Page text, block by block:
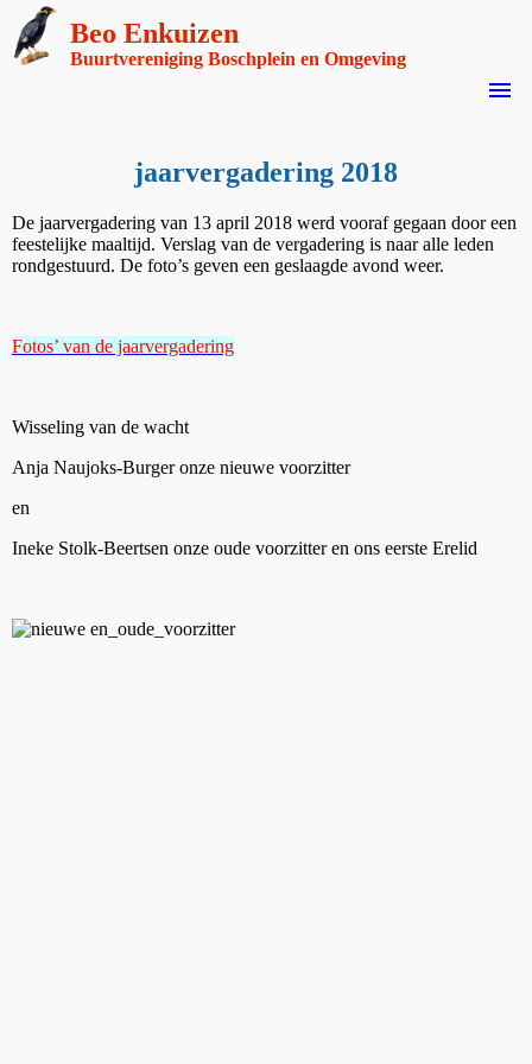
Beo Enkuizen
Buurtvereniging Boschplein en Omgeving
menu
jaarvergadering 2018
De jaarvergadering van 13 april 2018 werd vooraf gegaan door een
feestelijke maaltijd. Verslag van de vergadering is naar alle leden
rondgestuurd. De foto’s geven een geslaagde avond weer.
Fotos’ van de jaarvergadering
Wisseling van de wacht
Anja Naujoks-Burger onze nieuwe voorzitter
en
Ineke Stolk-Beertsen onze oude voorzitter en ons eerste Erelid